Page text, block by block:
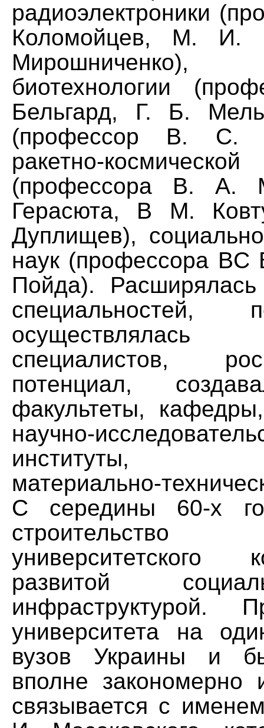
радиоэлектроники
Коломойцев, М.
биотехнологии
Бельгард, Г. Б.
(профессор В. С.
ракетно-
(профессора В.
Герасюта, В М.
Дуплищев),
наук (профессора
Пойда). Расширялась
осуществлялась
специалистов,
потенциал,
факультеты,
научно-
институты,
материально-
С середины 60-х
развитой
инфраструктурой.
университета на
вузов Украины и
вполне закономерно
связывается с